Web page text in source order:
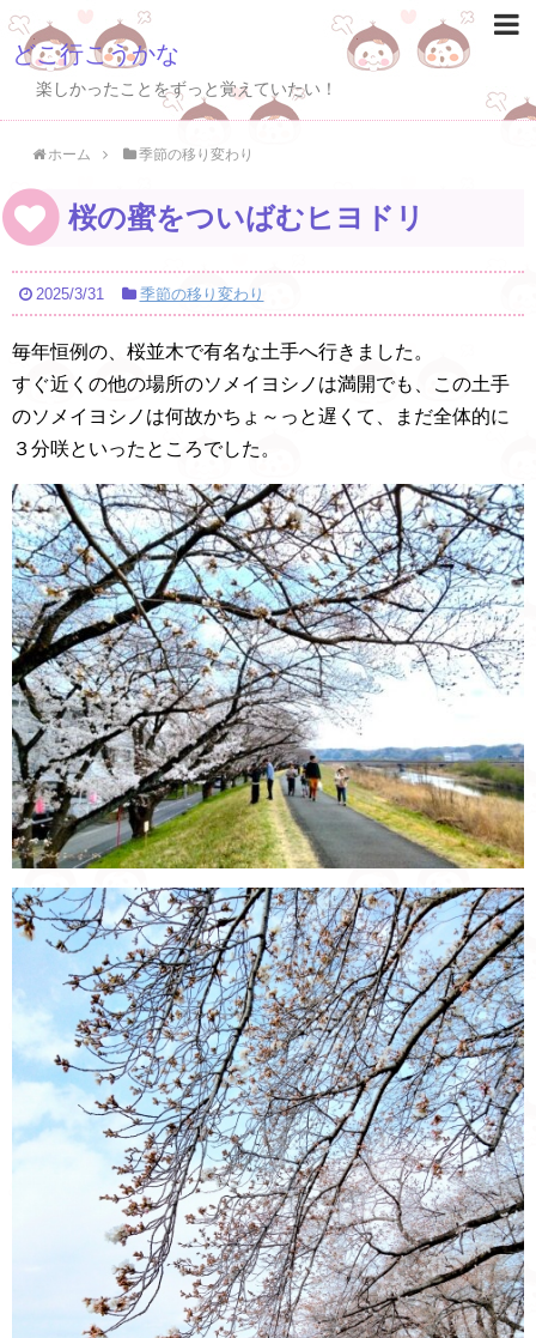
どこ行こうかな
楽しかったことをずっと覚えていたい！
ホーム 季節の移り変わり
桜の蜜をついばむヒヨドリ
2025/3/31 季節の移り変わり
毎年恒例の、桜並木で有名な土手へ行きました。
すぐ近くの他の場所のソメイヨシノは満開でも、この土手
のソメイヨシノは何故かちょ～っと遅くて、まだ全体的に
３分咲といったところでした。